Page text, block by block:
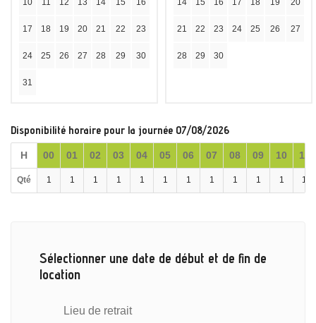
10 11 12 13 14 15 16
17 18 19 20 21 22 23
24 25 26 27 28 29 30
31
14 15 16 17 18 19 20
21 22 23 24 25 26 27
28 29 30
Disponibilité horaire pour la journée 07/08/2026
H 00 01 02 03 04 05 06 07 08 09 10 11
Qté 1 1 1 1 1 1 1 1 1 1 1 1
Sélectionner une date de début et de fin de
location
Lieu de retrait